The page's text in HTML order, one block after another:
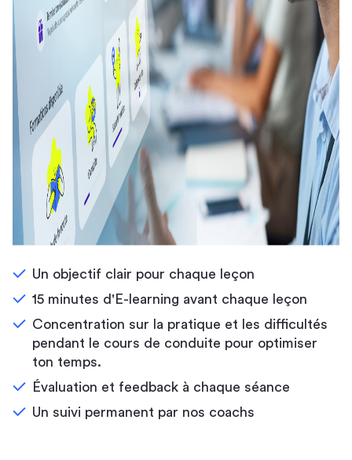
Un objectif clair pour chaque leçon
15 minutes d'E-learning avant chaque leçon
Concentration sur la pratique et les difficultés
pendant le cours de conduite pour optimiser
ton temps.
Évaluation et feedback à chaque séance
Un suivi permanent par nos coachs